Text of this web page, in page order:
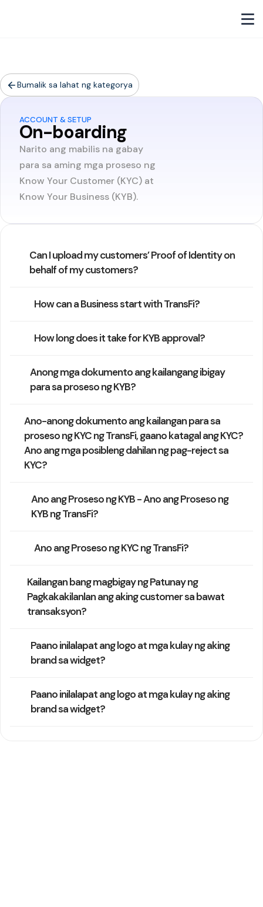
Bumalik sa lahat ng kategorya
ACCOUNT & SETUP
On-boarding
Narito ang mabilis na gabay
para sa aming mga proseso ng
Know Your Customer (KYC) at
Know Your Business (KYB).
Can I upload my customers’ Proof of Identity on
behalf of my customers?
How can a Business start with TransFi?
How long does it take for KYB approval?
Anong mga dokumento ang kailangang ibigay
para sa proseso ng KYB?
Ano-anong dokumento ang kailangan para sa
proseso ng KYC ng TransFi, gaano katagal ang KYC?
Ano ang mga posibleng dahilan ng pag-reject sa
KYC?
Ano ang Proseso ng KYB - Ano ang Proseso ng
KYB ng TransFi?
Ano ang Proseso ng KYC ng TransFi?
Kailangan bang magbigay ng Patunay ng
Pagkakakilanlan ang aking customer sa bawat
transaksyon?
Paano inilalapat ang logo at mga kulay ng aking
brand sa widget?
Paano inilalapat ang logo at mga kulay ng aking
brand sa widget?